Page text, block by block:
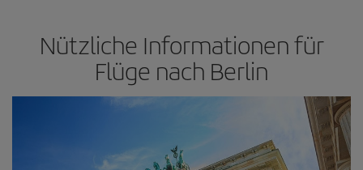
Nützliche Informationen für
Flüge nach Berlin